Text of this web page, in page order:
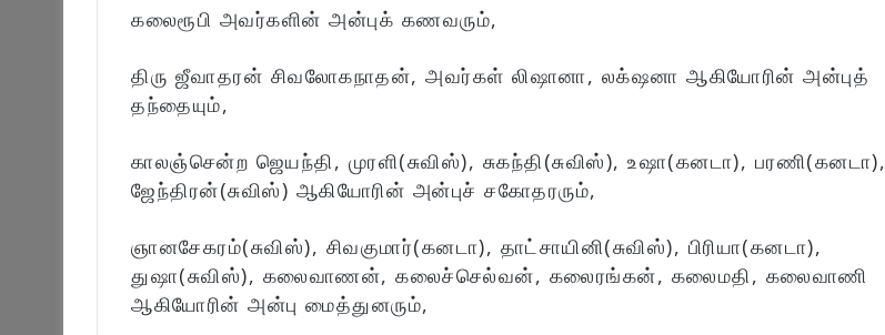
கலைரூபி அவர்களின் அன்புக் கணவரும்,
திரு ஜீவாதரன் சிவலோகநாதன், அவர்கள் லிஷானா, லக்‌ஷனா ஆகியோரின் அன்புத்
தந்தையும்,
காலஞ்சென்ற ஜெயந்தி, முரளி(சுவிஸ்), சுகந்தி(சுவிஸ்), உஷா(கனடா), பரணி(கனடா),
ஜேந்திரன்(சுவிஸ்) ஆகியோரின் அன்புச் சகோதரரும்,
ஞானசேகரம்(சுவிஸ்), சிவகுமார்(கனடா), தாட்சாயினி(சுவிஸ்), பிரியா(கனடா),
துஷா(சுவிஸ்), கலைவாணன், கலைச்செல்வன், கலைரங்கன், கலைமதி, கலைவாணி
ஆகியோரின் அன்பு மைத்துனரும்,